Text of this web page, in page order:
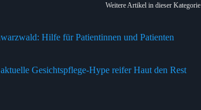
Weitere Artikel in dieser Kategorie
Hilfe für Patientinnen und Patienten
Gesichtspflege-Hype reifer Haut den Rest